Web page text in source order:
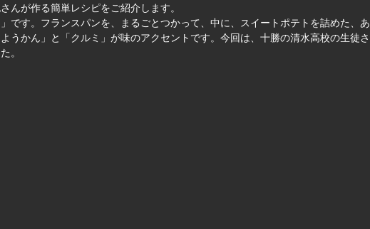
んが作る簡単レシピをご紹介します。
です。フランスパンを、まるごとつかって、中に、スイートポテトを詰めた、あ
うかん」と「クルミ」が味のアクセントです。今回は、十勝の清水高校の生徒さ
。